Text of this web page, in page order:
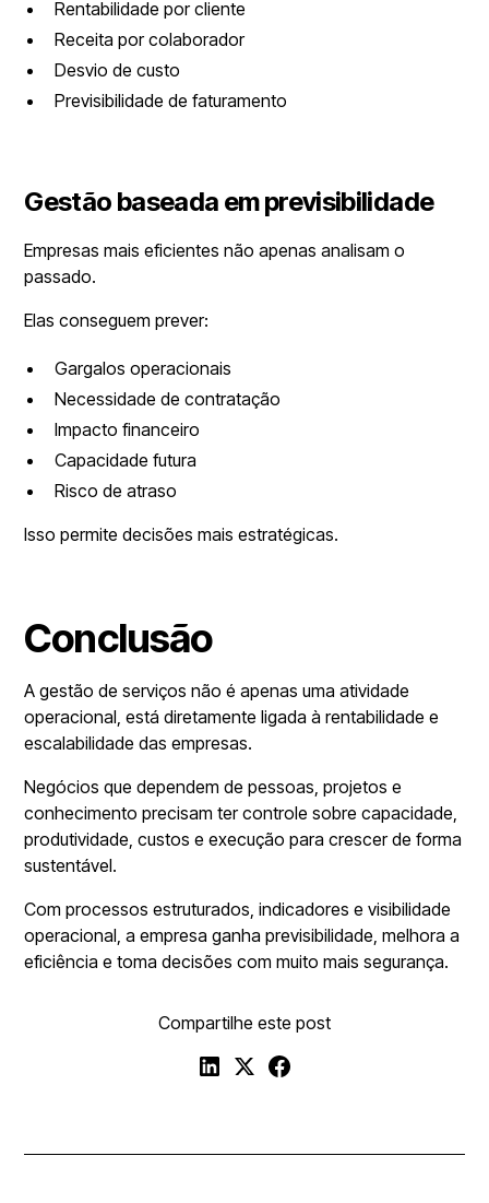
Rentabilidade por cliente
Receita por colaborador
Desvio de custo
Previsibilidade de faturamento
Gestão baseada em previsibilidade
Empresas mais eficientes não apenas analisam o
passado.
Elas conseguem prever:
Gargalos operacionais
Necessidade de contratação
Impacto financeiro
Capacidade futura
Risco de atraso
Isso permite decisões mais estratégicas.
Conclusão
A gestão de serviços não é apenas uma atividade
operacional, está diretamente ligada à rentabilidade e
escalabilidade das empresas.
Negócios que dependem de pessoas, projetos e
conhecimento precisam ter controle sobre capacidade,
produtividade, custos e execução para crescer de forma
sustentável.
Com processos estruturados, indicadores e visibilidade
operacional, a empresa ganha previsibilidade, melhora a
eficiência e toma decisões com muito mais segurança.
Compartilhe este post